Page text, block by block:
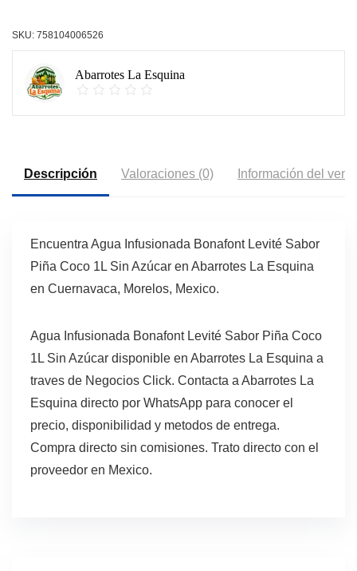
SKU: 758104006526
Abarrotes La Esquina
Descripción Valoraciones (0) Información del
Encuentra Agua Infusionada Bonafont Levité Sabor
Piña Coco 1L Sin Azúcar en Abarrotes La Esquina
en Cuernavaca, Morelos, Mexico.
Agua Infusionada Bonafont Levité Sabor Piña Coco
1L Sin Azúcar disponible en Abarrotes La Esquina a
traves de Negocios Click. Contacta a Abarrotes La
Esquina directo por WhatsApp para conocer el
precio, disponibilidad y metodos de entrega.
Compra directo sin comisiones. Trato directo con el
proveedor en Mexico.